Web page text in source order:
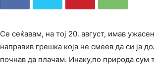
Се сеќавам, на тој 20. август, имав
направив грешка која не смеев да си ја
почнав да плачам. Инаку,по природа сум